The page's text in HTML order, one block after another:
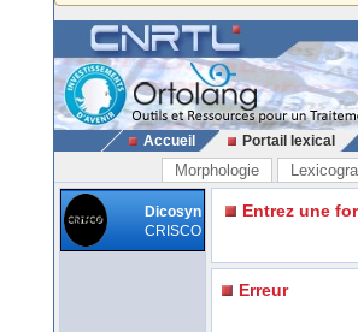
Accueil Portail lexical
Morphologie
Dicosyn
CRISCO
Entrez une
Erreur